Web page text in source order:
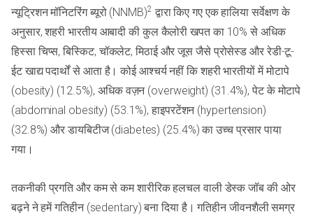
न्यूट्रिशन मॉनिटरिंग ब्यूरो (NNMB)2 द्वारा किए गए एक हालिया सर्वेक्षण के
अनुसार, शहरी भारतीय आबादी की कुल कैलोरी खपत का 10% से अधिक
हिस्सा चिप्स, बिस्किट, चॉकलेट, मिठाई और जूस जैसे प्रोसेस्ड और रेडी-टू-
ईट खाद्य पदार्थों से आता है। कोई आश्चर्य नहीं कि शहरी भारतीयों में मोटापे
(obesity) (12.5%), अधिक वज़न (overweight) (31.4%), पेट के मोटापे
(abdominal obesity) (53.1%), हाइपरटेंशन (hypertension)
(32.8%) और डायबिटीज (diabetes) (25.4%) का उच्च प्रसार पाया
गया।
तकनीकी प्रगति और कम से कम शारीरिक हलचल वाली डेस्क जॉब की ओर
बढ़ने ने हमें गतिहीन (sedentary) बना दिया है। गतिहीन जीवनशैली समग्र